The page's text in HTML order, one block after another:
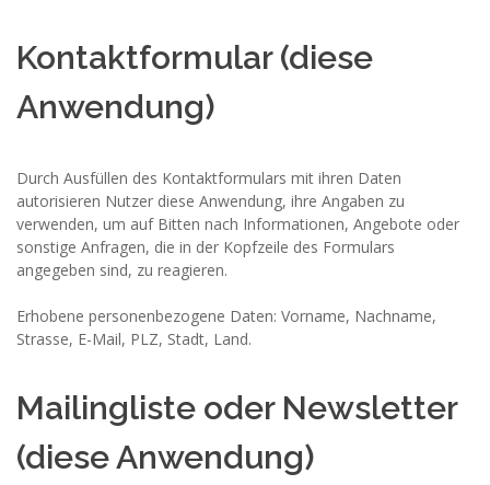
Kontaktformular (diese
Anwendung)
Durch Ausfüllen des Kontaktformulars mit ihren Daten
autorisieren Nutzer diese Anwendung, ihre Angaben zu
verwenden, um auf Bitten nach Informationen, Angebote oder
sonstige Anfragen, die in der Kopfzeile des Formulars
angegeben sind, zu reagieren.
Erhobene personenbezogene Daten: Vorname, Nachname,
Strasse, E-Mail, PLZ, Stadt, Land.
Mailingliste oder Newsletter
(diese Anwendung)